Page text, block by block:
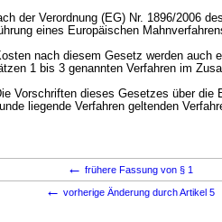
der Verordnung (EG) Nr. 1896/2006
eines Europäischen
nach diesem Gesetz werden auch
1 bis 3 genannten Verfahren im
Vorschriften dieses Gesetzes über die
liegende Verfahren geltenden
← frühere Fassung von § 1
← vorherige Änderung durch Artikel 5